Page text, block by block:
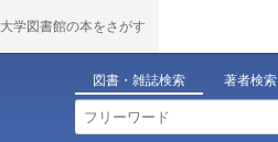
大学図書館の本をさがす
図書・雑誌検索 著者検索